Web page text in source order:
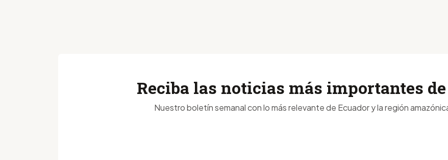
Reciba las noticias más importantes
Nuestro boletín semanal con lo más relevante de Ecuador y la región